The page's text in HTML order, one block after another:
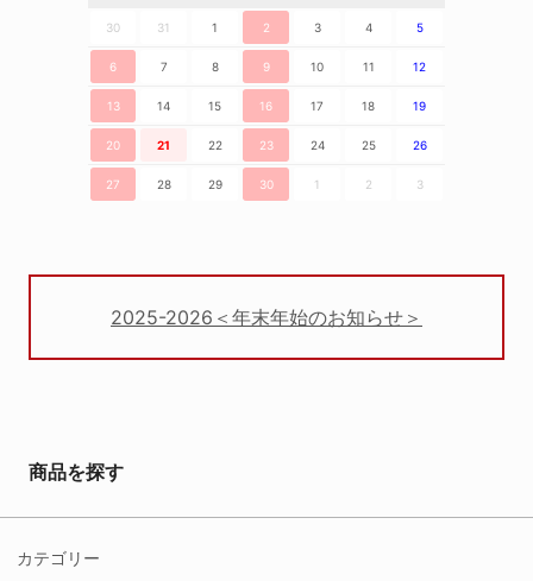
30 31 1 2 3 4 5
6 7 8 9 10 11 12
13 14 15 16 17 18 19
20 21 22 23 24 25 26
27 28 29 30 1 2 3
2025-2026＜年末年始のお知らせ＞
商品を探す
カテゴリー